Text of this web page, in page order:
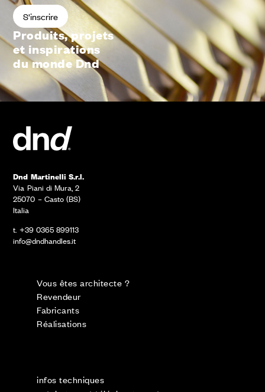
Produits, projets
et inspirations
du monde Dnd
Dnd Martinelli S.r.l.
Via Piani di Mura, 2
25070 – Casto (BS)
Italia
t. +39 0365 899113
info@dndhandles.it
Vous êtes architecte ?
Revendeur
Fabricants
Réalisations
infos techniques